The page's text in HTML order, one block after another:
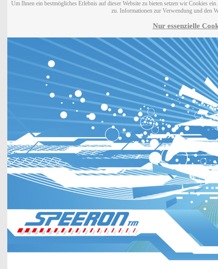
Um Ihnen ein bestmögliches Erlebnis auf dieser Website zu bieten setzen wir Cookies
zu. Informationen zur Verwendung und den
Nur essenzielle